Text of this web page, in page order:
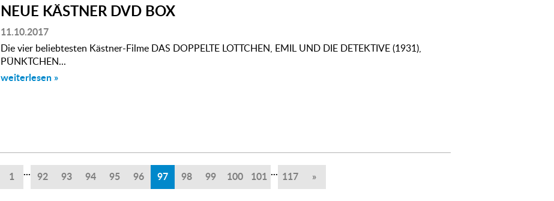
NEUE KÄSTNER DVD BOX
11.10.2017
Die vier beliebtesten Kästner-Filme DAS DOPPELTE LOTTCHEN, EMIL UND DIE DETEKTIVE (1931),
PÜNKTCHEN...
weiterlesen »
1 ... 92 93 94 95 96 97 98 99 100 101 ... 117 »